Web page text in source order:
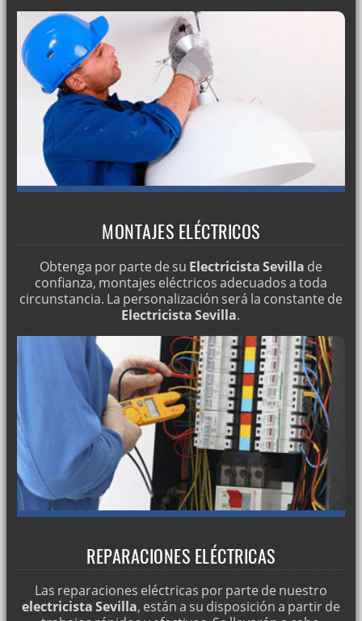
MONTAJES ELÉCTRICOS
Obtenga por parte de su Electricista Sevilla de
confianza, montajes eléctricos adecuados a toda
circunstancia. La personalización será la constante de
Electricista Sevilla.
REPARACIONES ELÉCTRICAS
Las reparaciones eléctricas por parte de nuestro
electricista Sevilla, están a su disposición a partir de